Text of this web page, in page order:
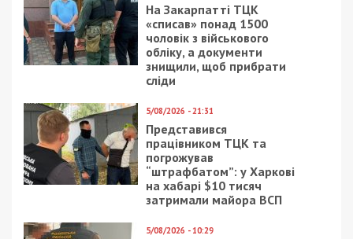
На Закарпатті ТЦК
«списав» понад 1500
чоловік з військового
обліку, а документи
знищили, щоб прибрати
сліди
5/08/2026 - 21:31
Представився
працівником ТЦК та
погрожував
“штрафбатом”: у Харкові
на хабарі $10 тисяч
затримали майора ВСП
5/08/2026 - 10:29